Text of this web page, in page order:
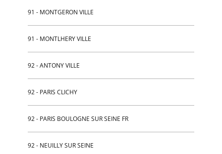
91 - MONTGERON VILLE
91 - MONTLHERY VILLE
92 - ANTONY VILLE
92 - PARIS CLICHY
92 - PARIS BOULOGNE SUR SEINE FR
92 - NEUILLY SUR SEINE